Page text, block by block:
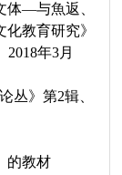
体―与魚返、
教育研究》
年3月
丛》第2辑、
的教材